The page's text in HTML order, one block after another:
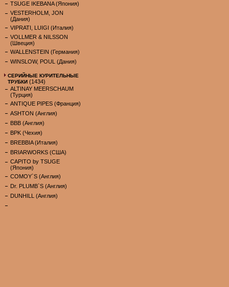
TSUGE IKEBANA (Япония)
VESTERHOLM, JON
(Дания)
VIPRATI, LUIGI (Италия)
VOLLMER & NILSSON
(Швеция)
WALLENSTEIN (Германия)
WINSLOW, POUL (Дания)
СЕРИЙНЫЕ КУРИТЕЛЬНЫЕ
ТРУБКИ (1434)
ALTINAY MEERSCHAUM
(Турция)
ANTIQUE PIPES (Франция)
ASHTON (Англия)
BBB (Англия)
BPK (Чехия)
BREBBIA (Италия)
BRIARWORKS (США)
CAPITO by TSUGE
(Япония)
COMOY`S (Англия)
Dr. PLUMB`S (Англия)
DUNHILL (Англия)